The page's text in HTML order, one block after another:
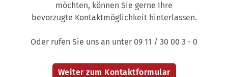
möchten, können Sie gerne Ihre
bevorzugte Kontaktmöglichkeit hinterlassen.
Oder rufen Sie uns an unter 09 11 / 30 00 3 - 0